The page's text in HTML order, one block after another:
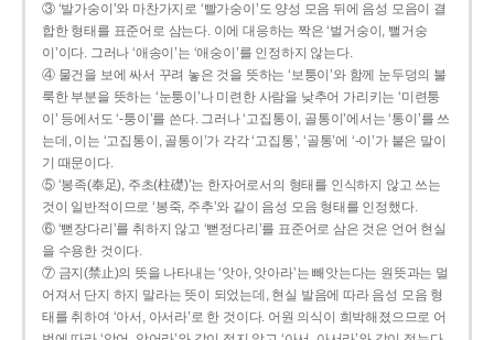
③ ‘발가숭이’와 마찬가지로 ‘빨가숭이’도 양성 모음 뒤에 음성 모음이 결
합한 형태를 표준어로 삼는다. 이에 대응하는 짝은 ‘벌거숭이, 뻘거숭
이’이다. 그러나 ‘애송이’는 ‘애숭이’를 인정하지 않는다.
④ 물건을 보에 싸서 꾸려 놓은 것을 뜻하는 ‘보퉁이’와 함께 눈두덩의 불
룩한 부분을 뜻하는 ‘눈퉁이’나 미련한 사람을 낮추어 가리키는 ‘미련퉁
이’ 등에서도 ‘-퉁이’를 쓴다. 그러나 ‘고집통이, 골통이’에서는 ‘통이’를 쓰
는데, 이는 ‘고집통이, 골통이’가 각각 ‘고집통’, ‘골통’에 ‘-이’가 붙은 말이
기 때문이다.
⑤ ‘봉족(奉足), 주초(柱礎)’는 한자어로서의 형태를 인식하지 않고 쓰는
것이 일반적이므로 ‘봉죽, 주추’와 같이 음성 모음 형태를 인정했다.
⑥ ‘뻗장다리’를 취하지 않고 ‘뻗정다리’를 표준어로 삼은 것은 언어 현실
을 수용한 것이다.
⑦ 금지(禁止)의 뜻을 나타내는 ‘앗아, 앗아라’는 빼앗는다는 원뜻과는 멀
어져서 단지 하지 말라는 뜻이 되었는데, 현실 발음에 따라 음성 모음 형
태를 취하여 ‘아서, 아서라’로 한 것이다. 어원 의식이 희박해졌으므로 어